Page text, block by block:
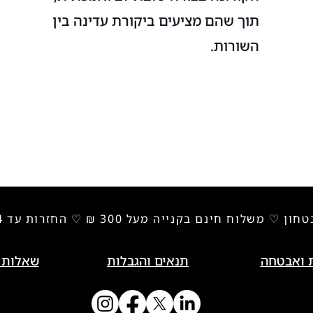
תוך שהם מציעים ביקורת עדינה בין
השורות.
משלוח חינם בקנייה מעל 300 ₪ ♡ החזרות עד 14 יום ♡
שאלות תנאים והגבלות ואבטחה